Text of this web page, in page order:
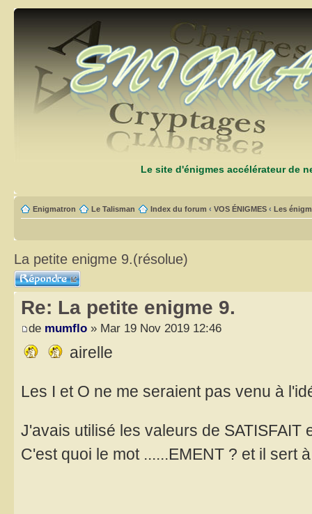
Le site d'énigmes accélérateur de
Enigmatron Le Talisman Index du forum ‹ VOS ÉNIGMES ‹ Les
La petite enigme 9.(résolue)
Répondre
Re: La petite enigme 9.
de mumflo » Mar 19 Nov 2019 12:46
airelle
Les I et O ne me seraient pas venu à
J'avais utilisé les valeurs de SATISFAIT
C'est quoi le mot ......EMENT ? et il sert